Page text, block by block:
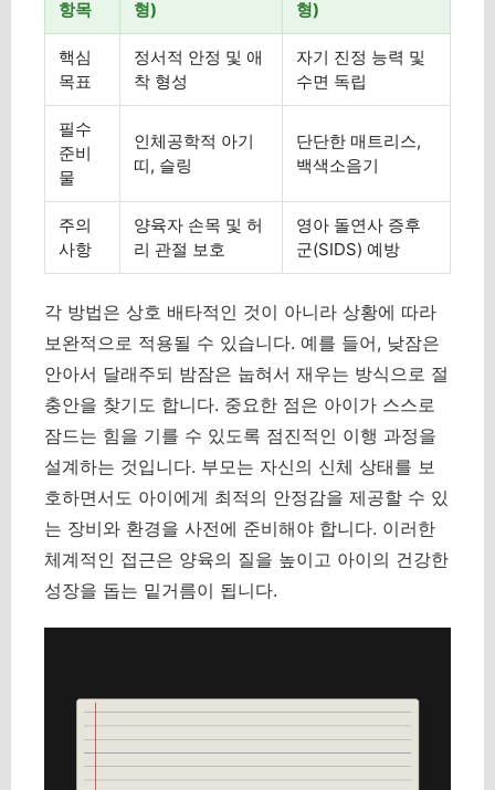
항목 형) 형)
핵심
목표
정서적 안정 및 애
착 형성
자기 진정 능력 및
수면 독립
필수
준비
물
인체공학적 아기
띠, 슬링
단단한 매트리스,
백색소음기
주의
사항
양육자 손목 및 허
리 관절 보호
영아 돌연사 증후
군(SIDS) 예방
각 방법은 상호 배타적인 것이 아니라 상황에 따라
보완적으로 적용될 수 있습니다. 예를 들어, 낮잠은
안아서 달래주되 밤잠은 눕혀서 재우는 방식으로 절
충안을 찾기도 합니다. 중요한 점은 아이가 스스로
잠드는 힘을 기를 수 있도록 점진적인 이행 과정을
설계하는 것입니다. 부모는 자신의 신체 상태를 보
호하면서도 아이에게 최적의 안정감을 제공할 수 있
는 장비와 환경을 사전에 준비해야 합니다. 이러한
체계적인 접근은 양육의 질을 높이고 아이의 건강한
성장을 돕는 밑거름이 됩니다.